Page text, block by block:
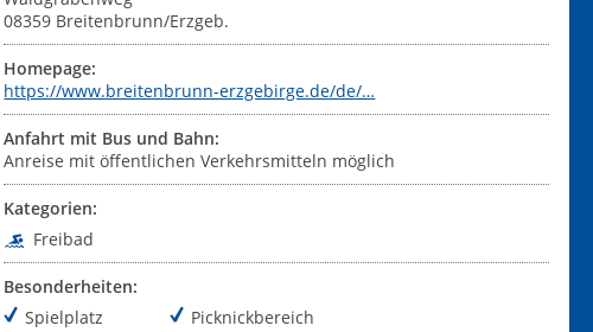
08359 Breitenbrunn/Erzgeb.
Homepage:
https://www.breitenbrunn-erzgebirge.de/de/…
Anfahrt mit Bus und Bahn:
Anreise mit öffentlichen Verkehrsmitteln möglich
Kategorien:
Freibad
Besonderheiten:
Spielplatz
Picknickbereich